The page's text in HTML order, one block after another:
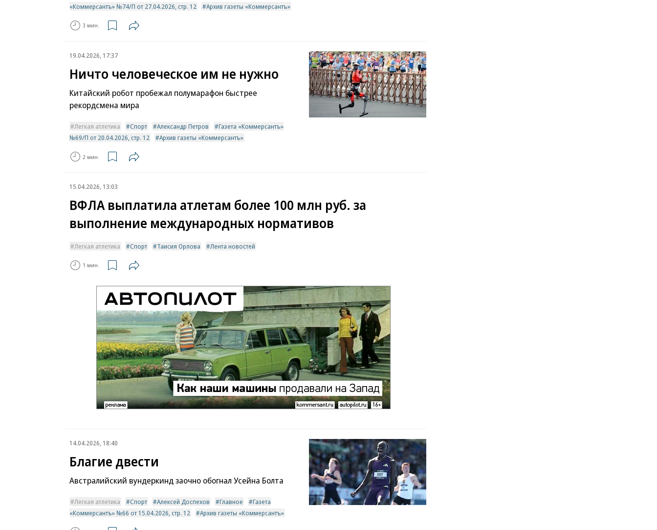
«Коммерсантъ» №74/П от 27.04.2026, стр. 12
Архив газеты «Коммерсантъ»
3 мин.
19.04.2026, 17:37
Ничто человеческое им не нужно
Китайский робот пробежал полумарафон быстрее
рекордсмена мира
Легкая атлетика Спорт Александр Петров
Газета «Коммерсантъ»
№69/П от 20.04.2026, стр. 12
Архив газеты «Коммерсантъ»
2 мин.
15.04.2026, 13:03
ВФЛА выплатила атлетам более 100 млн руб. за
выполнение международных нормативов
Легкая атлетика Спорт Таисия Орлова Лента новостей
1 мин.
14.04.2026, 18:40
Благие двести
Австралийский вундеркинд заочно обогнал Усейна Болта
Легкая атлетика Спорт Алексей Доспехов Главное
Газета
«Коммерсантъ» №66 от 15.04.2026, стр. 12
Архив газеты «Коммерсантъ»